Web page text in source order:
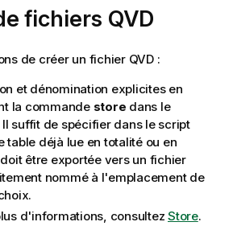
fichiers QVD
de créer un fichier QVD:
et dénomination explicites en
la commande store dans le
Il suffit de spécifier dans le script
table déjà lue en totalité ou en
être exportée vers un fichier
nommé à l'emplacement de
d'informations, consultez Store.